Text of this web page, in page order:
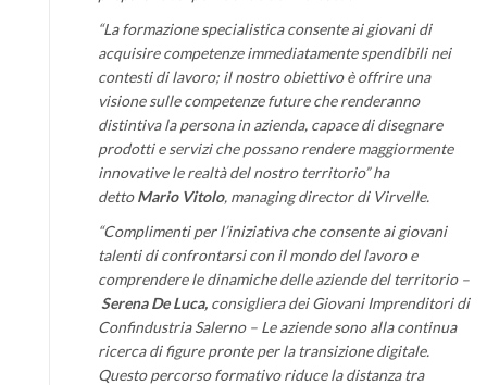
“La formazione specialistica consente ai giovani di
acquisire competenze immediatamente spendibili nei
contesti di lavoro; il nostro obiettivo è offrire una
visione sulle competenze future che renderanno
distintiva la persona in azienda, capace di disegnare
prodotti e servizi che possano rendere maggiormente
innovative le realtà del nostro territorio” ha
dettoMario Vitolo, managing director di Virvelle.
“Complimenti per l’iniziativa che consente ai giovani
talenti di confrontarsi con il mondo del lavoro e
comprendere le dinamiche delle aziende del territorio –
Serena De Luca, consigliera dei Giovani Imprenditori di
Confindustria Salerno – Le aziende sono alla continua
ricerca di figure pronte per la transizione digitale.
Questo percorso formativo riduce la distanza tra